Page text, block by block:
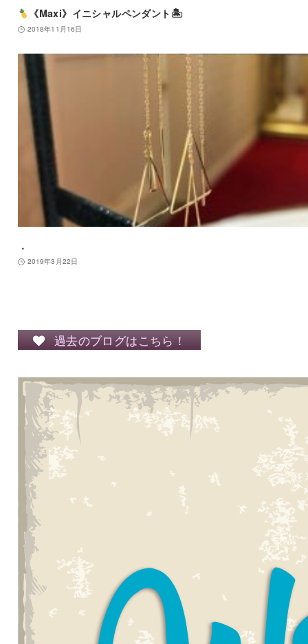
《Maxi》イニシャルペンダント🏝
2018年11月16日
．
2019年3月22日
過去のブログはこちら！